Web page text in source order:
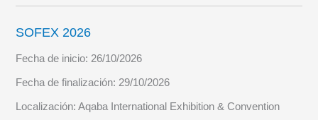
SOFEX 2026
Fecha de inicio: 26/10/2026
Fecha de finalización: 29/10/2026
Localización:Aqaba International Exhibition & Convention